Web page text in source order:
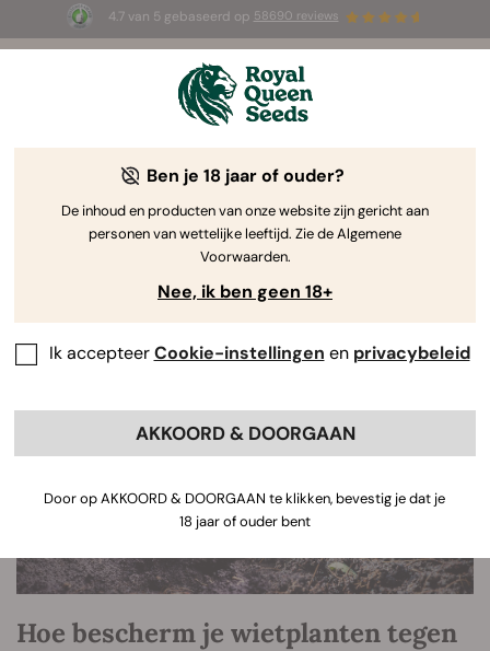
4.7 van 5 gebaseerd op 58690 reviews
☀️ Summer Sales: tot wel 50% korting
op geselecteerde producten! ⏤
The RQS Blog
Cannabis Lifestyle Blogs
Hoe bescherm je wietplanten tegen
Ben je 18 jaar of ouder?
De inhoud en producten van onze website zijn gericht aan
personen van wettelijke leeftijd. Zie de Algemene
Voorwaarden.
Nee, ik ben geen 18+
Ik accepteerCookie-instellingen en privacybeleid
AKKOORD & DOORGAAN
Door op AKKOORD & DOORGAAN te klikken, bevestig je dat je
18 jaar of ouder bent